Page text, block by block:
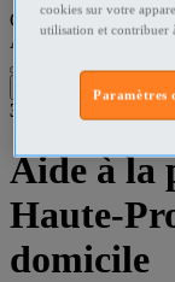
Que recherchez-vous
Aide à la personne•
3
Aide à la
Haute-
domicile
cookies sur votre
utilisation et contribuer
Paramètres